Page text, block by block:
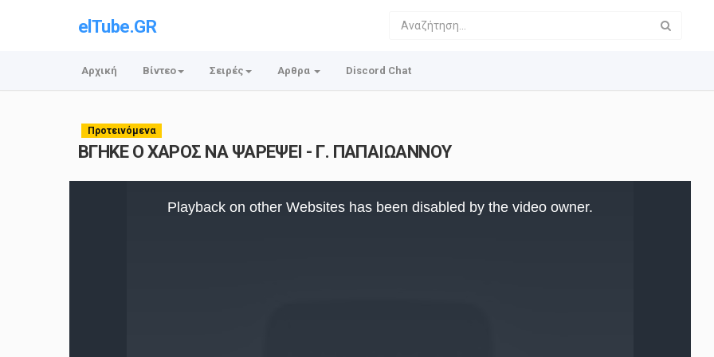
elTube.GR
Αρχική Βίντεο Σειρές Αρθρα Discord Chat
Προτεινόμενα
ΒΓΗΚΕ Ο ΧΑΡΟΣ ΝΑ ΨΑΡΕΨΕΙ - Γ. ΠΑΠΑΙΩΑΝΝΟΥ
Playback on other Websites has been disabled by the video owner.